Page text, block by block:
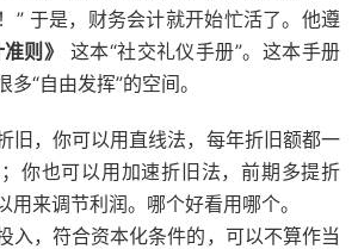
” 于是，财务会计就开始忙活了。他遵
则》
这本“社交礼仪手册”。这本手册
“自由发挥”的空间。
旧，你可以用直线法，每年折旧额都一
你也可以用加速折旧法，前期多提折
用来调节利润。哪个好看用哪个。
入，符合资本化条件的，可以不算作当